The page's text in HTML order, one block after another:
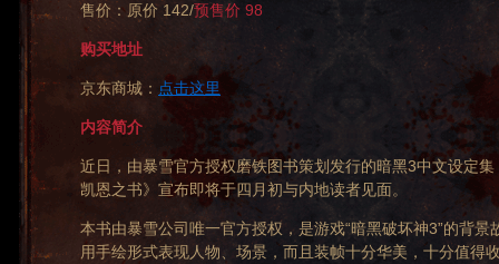
售价：原价 142/预售价 98
购买地址
京东商城： 点击这里
内容简介
近日，由暴雪官方授权磨铁图书策划发行的暗黑3中文设定集
凯恩之书》宣布即将于四月初与内地读者见面。
本书由暴雪公司唯一官方授权，是游戏“暗黑破坏神3”的背景
用手绘形式表现人物、场景，而且装帧十分华美，十分值得